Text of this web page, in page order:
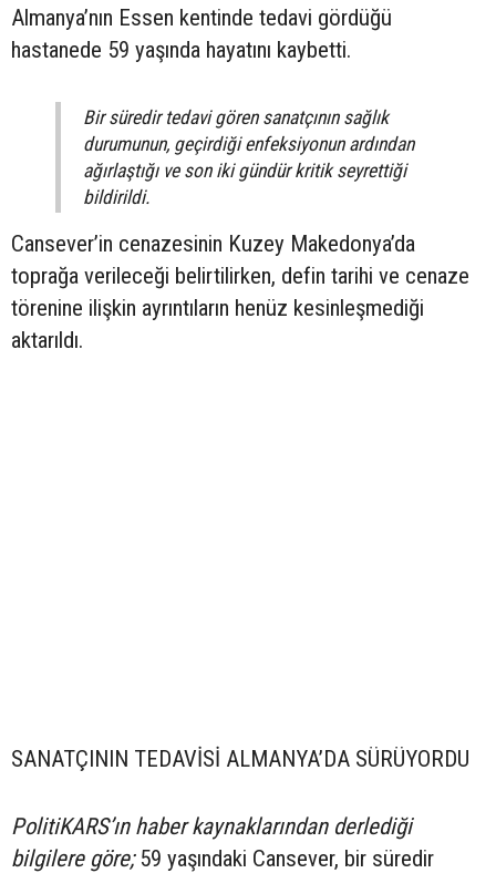
Almanya’nın Essen kentinde tedavi gördüğü
hastanede 59 yaşında hayatını kaybetti.
Bir süredir tedavi gören sanatçının sağlık
durumunun, geçirdiği enfeksiyonun ardından
ağırlaştığı ve son iki gündür kritik seyrettiği
bildirildi.
Cansever’in cenazesinin Kuzey Makedonya’da
toprağa verileceği belirtilirken, defin tarihi ve cenaze
törenine ilişkin ayrıntıların henüz kesinleşmediği
aktarıldı.
SANATÇININ TEDAVİSİ ALMANYA’DA SÜRÜYORDU
PolitiKARS’ın haber kaynaklarından derlediği
bilgilere göre;59 yaşındaki Cansever, bir süredir